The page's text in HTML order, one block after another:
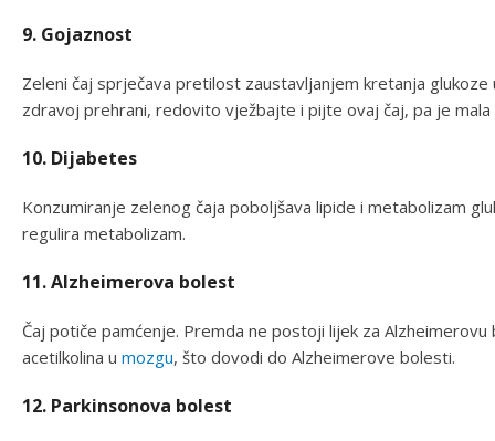
9. Gojaznost
Zeleni čaj sprječava pretilost zaustavljanjem kretanja glukoze
zdravoj prehrani, redovito vježbajte i pijte ovaj čaj, pa je
10. Dijabetes
Konzumiranje zelenog čaja poboljšava lipide i metabolizam
regulira metabolizam.
11. Alzheimerova bolest
Čaj potiče pamćenje. Premda ne postoji lijek za
acetilkolina u mozgu, što dovodi do Alzheimerove bolesti.
12. Parkinsonova bolest